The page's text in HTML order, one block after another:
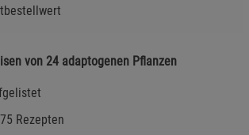
von 24 adaptogenen Pflanzen
Rezepten